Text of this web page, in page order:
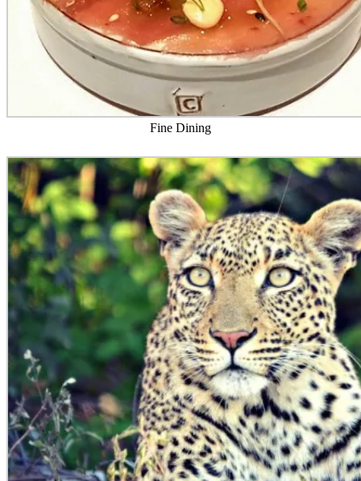
Fine Dining